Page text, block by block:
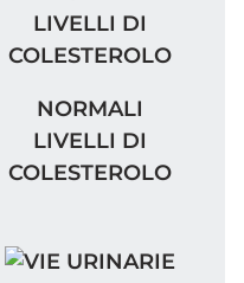
NORMALI LIVELLI DI
NORMALI
LIVELLI DI
COLESTEROLO